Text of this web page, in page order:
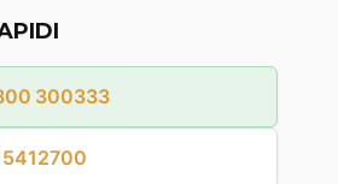
300333